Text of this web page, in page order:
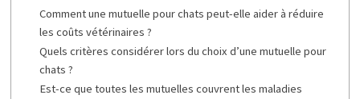
Comment une mutuelle pour chats peut-elle aider à réduire
les coûts vétérinaires ?
Quels critères considérer lors du choix d’une mutuelle pour
chats ?
Est-ce que toutes les mutuelles couvrent les maladies